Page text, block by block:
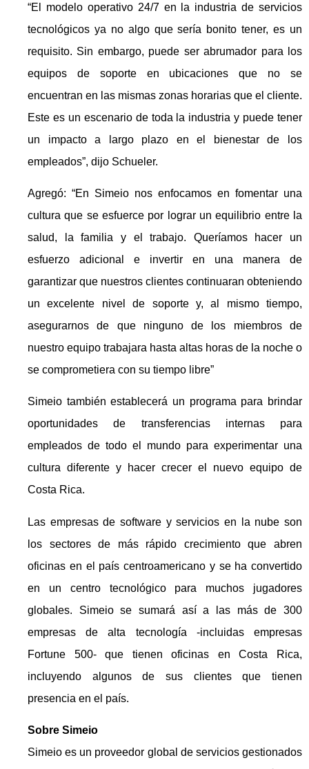
“El modelo operativo 24/7 en la industria de servicios
tecnológicos ya no algo que sería bonito tener, es un
requisito. Sin embargo, puede ser abrumador para los
equipos de soporte en ubicaciones que no se
encuentran en las mismas zonas horarias que el cliente.
Este es un escenario de toda la industria y puede tener
un impacto a largo plazo en el bienestar de los
empleados”, dijo Schueler.
Agregó: “En Simeio nos enfocamos en fomentar una
cultura que se esfuerce por lograr un equilibrio entre la
salud, la familia y el trabajo. Queríamos hacer un
esfuerzo adicional e invertir en una manera de
garantizar que nuestros clientes continuaran obteniendo
un excelente nivel de soporte y, al mismo tiempo,
asegurarnos de que ninguno de los miembros de
nuestro equipo trabajara hasta altas horas de la noche o
se comprometiera con su tiempo libre”
Simeio también establecerá un programa para brindar
oportunidades de transferencias internas para
empleados de todo el mundo para experimentar una
cultura diferente y hacer crecer el nuevo equipo de
Costa Rica.
Las empresas de software y servicios en la nube son
los sectores de más rápido crecimiento que abren
oficinas en el país centroamericano y se ha convertido
en un centro tecnológico para muchos jugadores
globales. Simeio se sumará así a las más de 300
empresas de alta tecnología -incluidas empresas
Fortune 500- que tienen oficinas en Costa Rica,
incluyendo algunos de sus clientes que tienen
presencia en el país.
Sobre Simeio
Simeio es un proveedor global de servicios gestionados